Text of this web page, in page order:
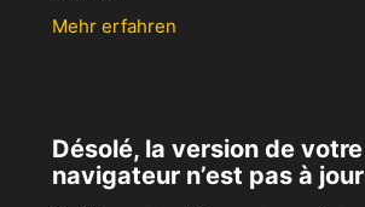
Mehr erfahren
Désolé, la version de votre
navigateur n’est pas à jour